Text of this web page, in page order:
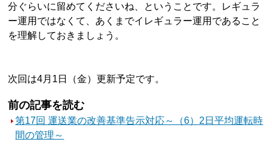
分ぐらいに留めてくださいね、ということです。レギュラ
ー運用ではなくて、あくまでイレギュラー運用であること
を理解しておきましょう。
次回は4月1日（金）更新予定です。
前の記事を読む
第17回 運送業の改善基準告示対応～（6）2日平均運転時
間の管理～